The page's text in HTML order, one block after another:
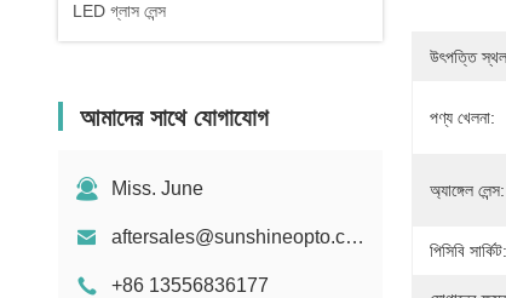
LED গ্লাস লেন্স
আমাদের সাথে যোগাযোগ
Miss. June
aftersales@sunshineopto.com
+86 13556836177
উৎপত্তি
পণ্য খেলনা:
অ্যাঙ্গেল লেন্স:
পিসিবি সার্কিট: